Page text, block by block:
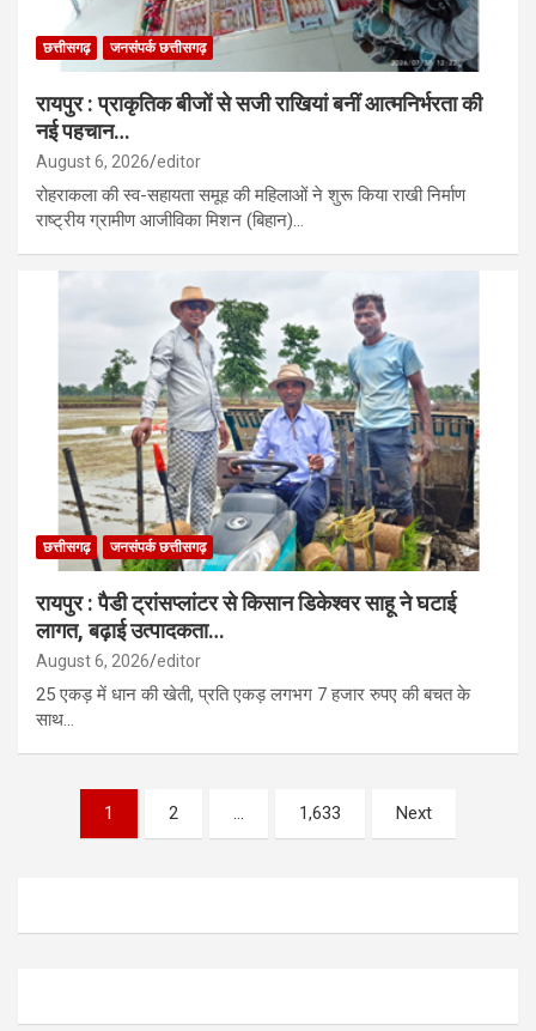
छत्तीसगढ़ जनसंपर्क छत्तीसगढ़
रायपुर : प्राकृतिक बीजों से सजी राखियां बनीं आत्मनिर्भरता की
नई पहचान…
August 6, 2026 editor
रोहराकला की स्व-सहायता समूह की महिलाओं ने शुरू किया राखी निर्माण
राष्ट्रीय ग्रामीण आजीविका मिशन (बिहान)…
छत्तीसगढ़ जनसंपर्क छत्तीसगढ़
रायपुर : पैडी ट्रांसप्लांटर से किसान डिकेश्वर साहू ने घटाई
लागत, बढ़ाई उत्पादकता…
August 6, 2026 editor
25 एकड़ में धान की खेती, प्रति एकड़ लगभग 7 हजार रुपए की बचत के
साथ…
pagination
1 2 … 1,633 Next